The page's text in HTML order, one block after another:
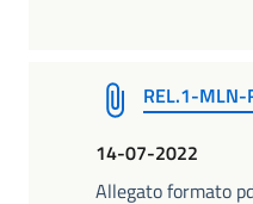
REL.1-
14-07-2022
Allegato formato